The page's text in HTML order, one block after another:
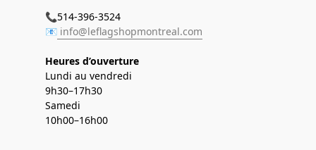
📞514-396-3524
📧 info@leflagshopmontreal.com
Heures d’ouverture
Lundi au vendredi
9h30–17h30
Samedi
10h00–16h00